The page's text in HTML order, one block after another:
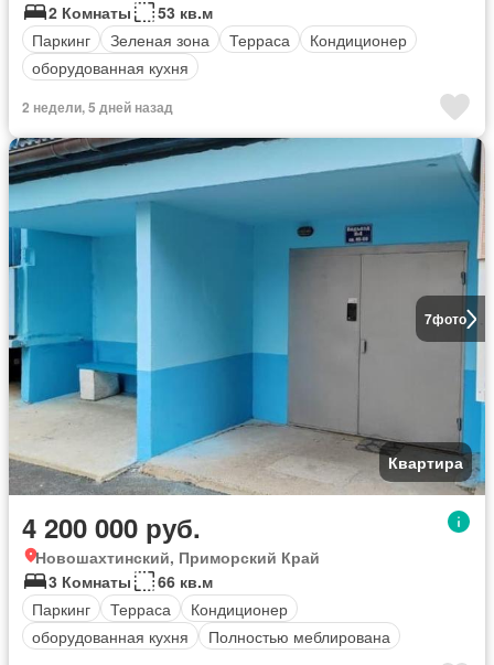
2 Комнаты
53 кв.м
Паркинг
Зеленая зона Терраса
Кондиционер
оборудованная кухня
2 недели, 5 дней назад
7фото
Квартира
4 200 000 руб.
Новошахтинский, Приморский Край
3 Комнаты
66 кв.м
Паркинг
Терраса
Кондиционер
оборудованная кухня
Полностью меблирована